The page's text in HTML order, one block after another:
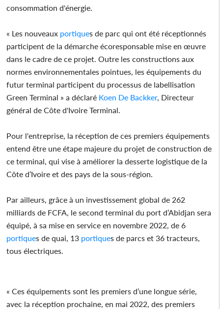
consommation d'énergie.
« Les nouveaux portiques de parc qui ont été réceptionnés
participent de la démarche écoresponsable mise en œuvre
dans le cadre de ce projet. Outre les constructions aux
normes environnementales pointues, les équipements du
futur terminal participent du processus de labellisation
Green Terminal » a déclaré Koen De Backker, Directeur
général de Côte d'Ivoire Terminal.
Pour l'entreprise, la réception de ces premiers équipements
entend être une étape majeure du projet de construction de
ce terminal, qui vise à améliorer la desserte logistique de la
Côte d’Ivoire et des pays de la sous-région.
Par ailleurs, grâce à un investissement global de 262
milliards de FCFA, le second terminal du port d’Abidjan sera
équipé, à sa mise en service en novembre 2022, de 6
portiques de quai, 13 portiques de parcs et 36 tracteurs,
tous électriques.
« Ces équipements sont les premiers d’une longue série,
avec la réception prochaine, en mai 2022, des premiers